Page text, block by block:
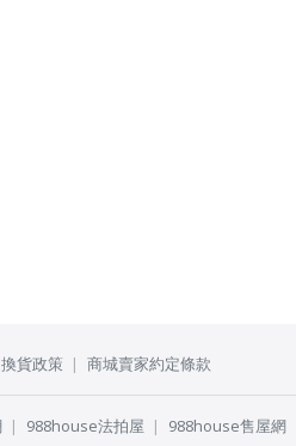
貨政策 商城賣家約定條款
988house法拍屋 988house售屋網